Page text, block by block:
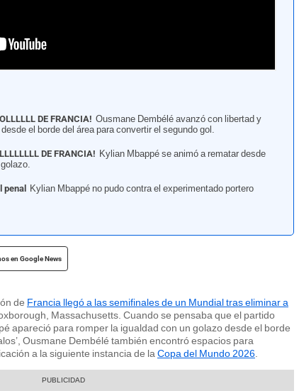
de final del Mundial 2026. | Foto: AFP
DE FRANCIA! Ousmane Dembélé avanzó con libertad y
el borde del área para convertir el segundo gol.
DE FRANCIA! Kylian Mbappé se animó a rematar desde
penal
Kylian Mbappé no pudo contra el experimentado portero
en Google News
de Francia llegó a las semifinales de un Mundial tras eliminar a
Massachusetts. Cuando se pensaba que el partido
apareció para romper la igualdad con un golazo desde el borde
Ousmane Dembélé también encontró espacios para
a la siguiente instancia de laCopa del Mundo 2026.